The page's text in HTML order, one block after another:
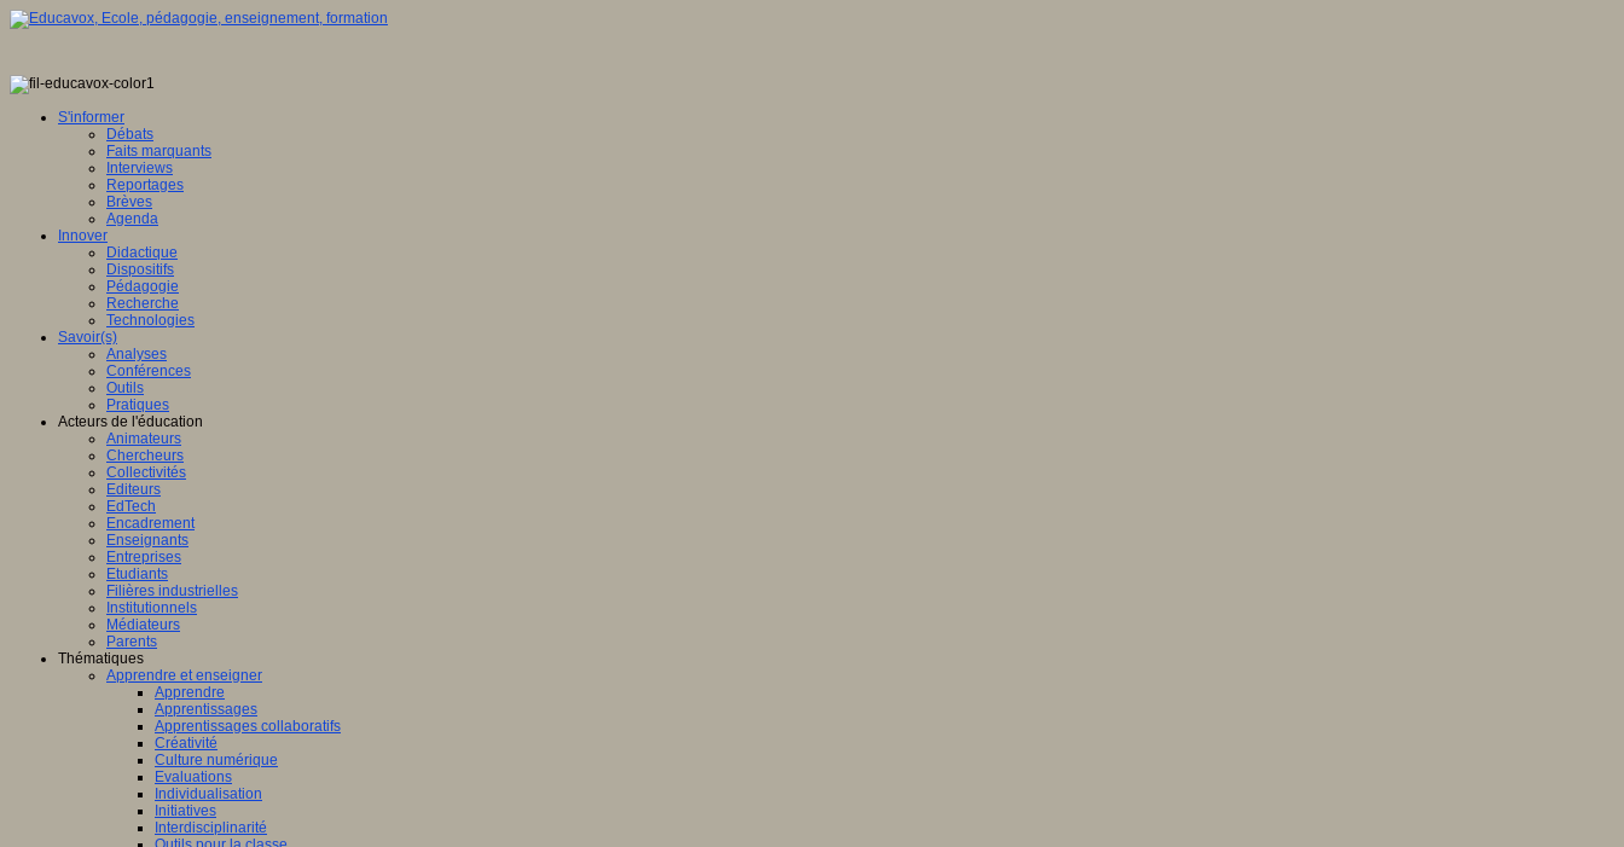
S'informer
Débats
Faits marquants
Interviews
Reportages
Brèves
Agenda
Innover
Didactique
Dispositifs
Pédagogie
Recherche
Technologies
Savoir(s)
Analyses
Conférences
Outils
Pratiques
Acteurs de l'éducation
Animateurs
Chercheurs
Collectivités
Editeurs
EdTech
Encadrement
Enseignants
Entreprises
Etudiants
Filières industrielles
Institutionnels
Médiateurs
Parents
Thématiques
Apprendre et enseigner
Apprendre
Apprentissages
Apprentissages collaboratifs
Créativité
Culture numérique
Evaluations
Individualisation
Initiatives
Interdisciplinarité